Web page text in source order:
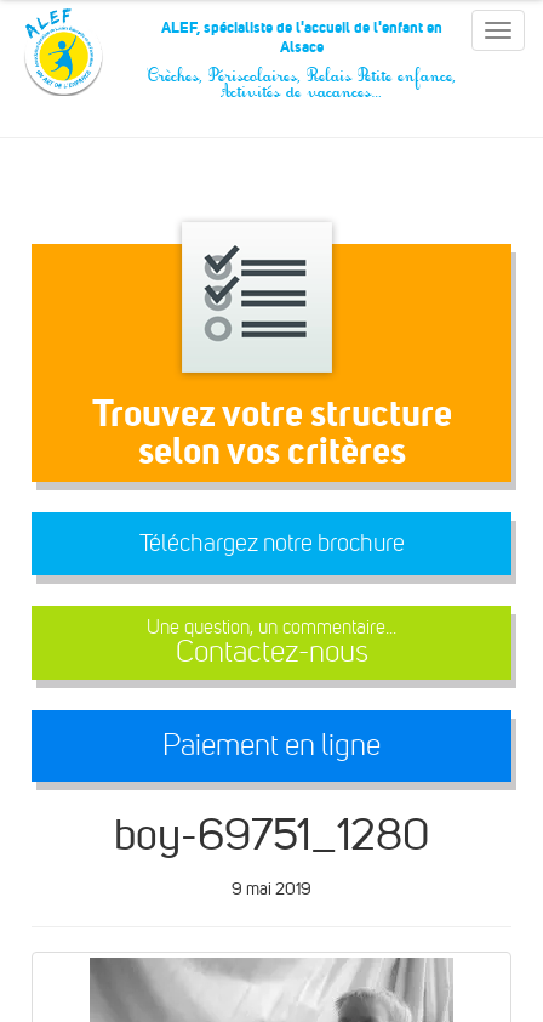
Panneau de gestion des cookies
Toggle
ALEF, spécialiste de l'accueil de l'enfant en
Alsace
Crèches, Périscolaires, Relais Petite enfance,
Activités de vacances…
Trouvez votre structure
selon vos critères
Téléchargez notre brochure
Une question, un commentaire...
Contactez-nous
Paiement en ligne
boy-69751_1280
9 mai 2019